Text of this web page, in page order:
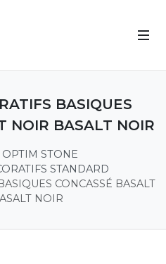
BASIQUES
NOIR BASALT NOIR
OPTIM STONE
STANDARD
CONCASSÉ BASALT
NOIR